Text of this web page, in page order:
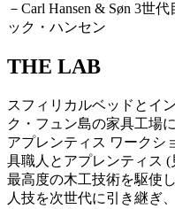
－Carl Hansen & Søn 3世
ック・ハンセン
THE LAB
スフィリカルベッドとイ
ク・フュン島の家具工場
アプレンティス ワークシ
具職人とアプレンティス (
最高度の木工技術を駆使
人技を次世代に引き継ぎ